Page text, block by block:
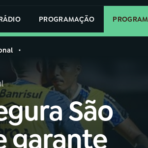
PROGRAMAÇÃO
Buscar São
garante